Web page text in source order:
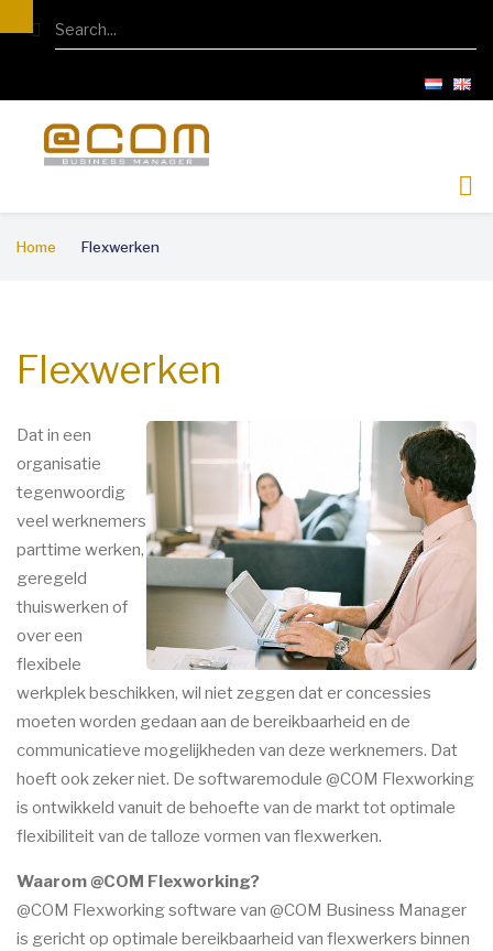
de
inhoud
Search
Home Flexwerken
Flexwerken
Dat in een
organisatie
tegenwoordig
veel werknemers
parttime werken,
geregeld
thuiswerken of
over een
flexibele
werkplek beschikken, wil niet zeggen dat er concessies
moeten worden gedaan aan de bereikbaarheid en de
communicatieve mogelijkheden van deze werknemers. Dat
hoeft ook zeker niet. De softwaremodule @COM Flexworking
is ontwikkeld vanuit de behoefte van de markt tot optimale
flexibiliteit van de talloze vormen van flexwerken.
Waarom @COM Flexworking?
@COM Flexworking software van @COM Business Manager
is gericht op optimale bereikbaarheid van flexwerkers binnen